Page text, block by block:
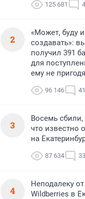
125 681
2
«Может, буду
создавать»:
получил 391
для
ему не
96 146 41
3
Восемь сбили,
что известно
на
87 634
4
Неподалеку
Wildberries в